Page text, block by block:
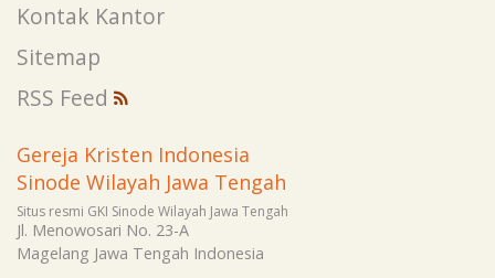
Kontak Kantor
Sitemap
RSS Feed
Gereja Kristen Indonesia
Sinode Wilayah Jawa Tengah
Situs resmi GKI Sinode Wilayah Jawa Tengah
Jl. Menowosari No. 23-A
Magelang Jawa Tengah Indonesia